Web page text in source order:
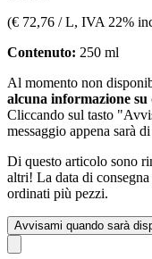
(€ 72,76 / L, IVA 22%
Contenuto: 250 ml
Al momento non
alcuna informazione
Cliccando sul tasto
messaggio appena sarà
Di questo articolo sono
altri! La data di
ordinati più pezzi.
Avvisami quando sarà